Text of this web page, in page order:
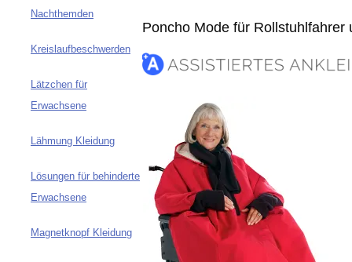
Nachthemden
Kreislaufbeschwerden
Lätzchen für
Erwachsene
Lähmung Kleidung
Lösungen für behinderte
Erwachsene
Magnetknopf Kleidung
Poncho Mode für